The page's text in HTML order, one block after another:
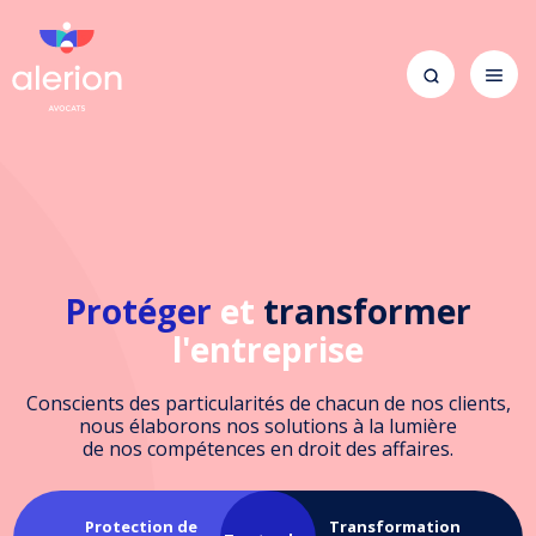
Protéger et transformer
l'entreprise
Conscients des particularités de chacun de nos clients,
nous élaborons nos solutions à la lumière
de nos compétences en droit des affaires.
Protection de Transformation